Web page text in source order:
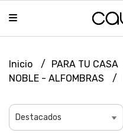
Inicio PARA TU CASA
NOBLE - ALFOMBRAS